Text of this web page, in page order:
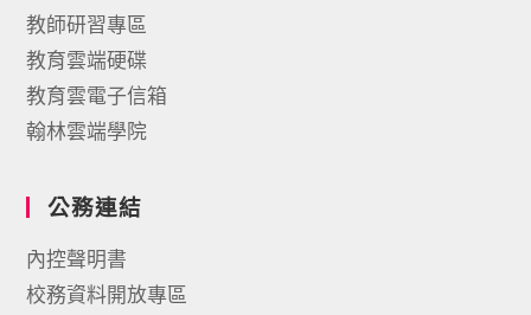
教師研習專區
教育雲端硬碟
教育雲電子信箱
翰林雲端學院
公務連結
內控聲明書
校務資料開放專區